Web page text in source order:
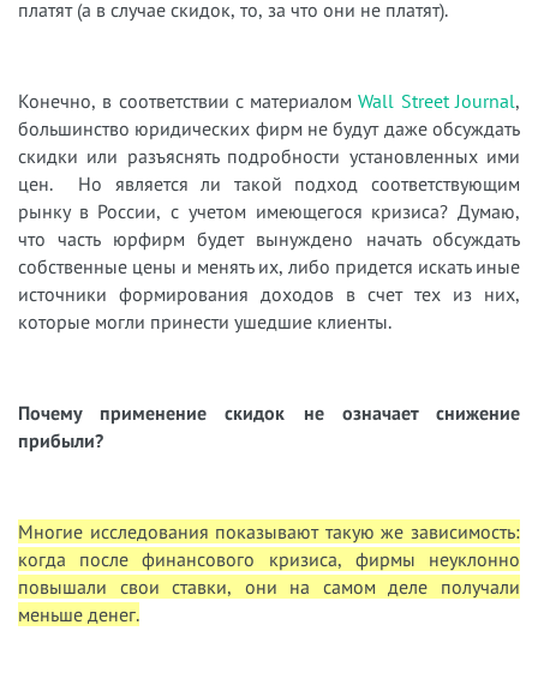
платят (а в случае скидок, то, за что они не платят).
Конечно, в соответствии с материаломWall Street Journal,
большинство юридических фирм не будут даже обсуждать
скидки или разъяснять подробности установленных ими
цен. Но является ли такой подход соответствующим
рынку в России, с учетом имеющегося кризиса? Думаю,
что часть юрфирм будет вынуждено начать обсуждать
собственные цены и менять их, либо придется искать иные
источники формирования доходов в счет тех из них,
которые могли принести ушедшие клиенты.
Почему применение скидок не означает снижение
прибыли?
Многие исследования показывают такую же зависимость:
когда после финансового кризиса, фирмы неуклонно
повышали свои ставки, они на самом деле получали
меньше денег.